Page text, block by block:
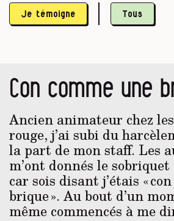
Je témoigne Tous
Con comme une
Ancien animateur chez
rouge, j’ai subi du
la part de mon staff. Les
m’ont donnés le sobriquet
car sois disant j’étais «
brique ». Au bout d’un
même commencés à me